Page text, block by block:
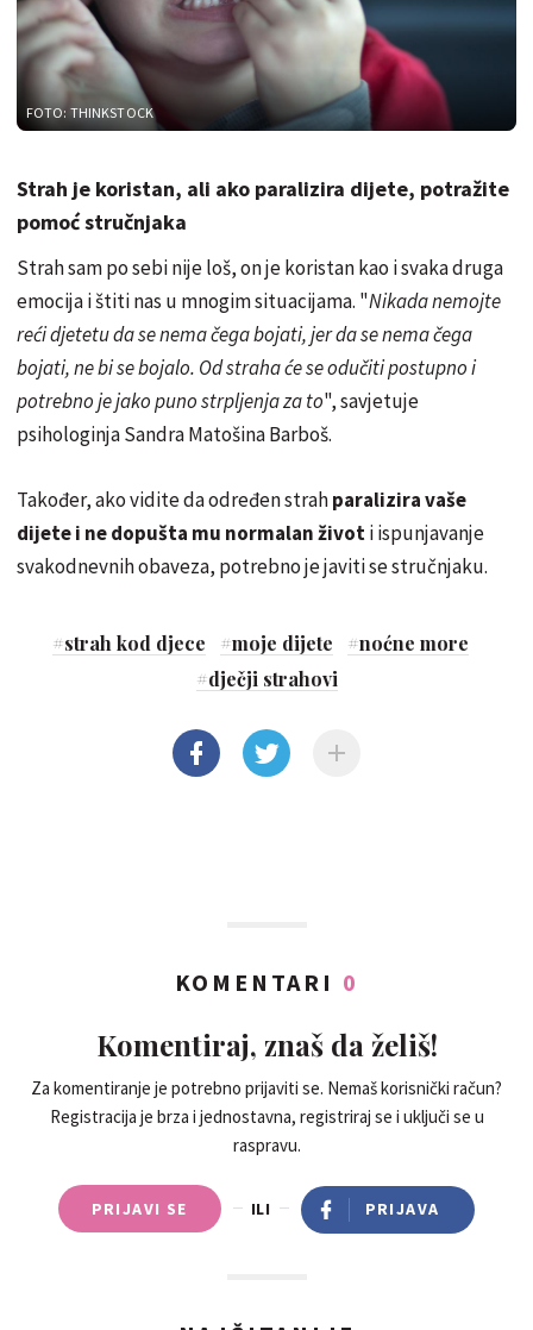
FOTO: THINKSTOCK
Strah je koristan, ali ako paralizira dijete, potražite
pomoć stručnjaka
Strah sam po sebi nije loš, on je koristan kao i svaka druga
emocija i štiti nas u mnogim situacijama. "Nikada nemojte
reći djetetu da se nema čega bojati, jer da se nema čega
bojati, ne bi se bojalo. Od straha će se odučiti postupno i
potrebno je jako puno strpljenja za to", savjetuje
psihologinja Sandra Matošina Barboš.
Također, ako vidite da određen strahparalizira vaše
dijete i ne dopušta mu normalan životi ispunjavanje
svakodnevnih obaveza, potrebno je javiti se stručnjaku.
#strah kod djece #moje dijete #noćne more
#dječji strahovi
KOMENTARI 0
Komentiraj, znaš da želiš!
Za komentiranje je potrebno prijaviti se. Nemaš korisnički račun?
Registracija je brza i jednostavna, registriraj se i uključi se u
raspravu.
PRIJAVI SE ILI PRIJAVA